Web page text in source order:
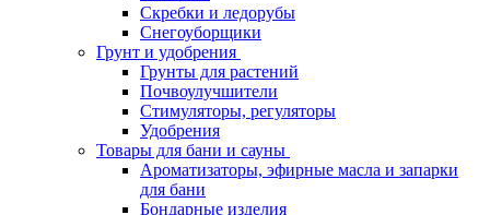
Скребки и ледорубы
Снегоуборщики
Грунт и удобрения
Грунты для растений
Почвоулучшители
Стимуляторы, регуляторы
Удобрения
Товары для бани и сауны
Ароматизаторы, эфирные масла и запарки
для бани
Бондарные изделия